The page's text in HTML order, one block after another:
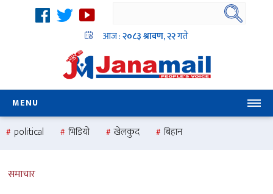
आज :२०८३ श्रावण, २२गते
MENU
political भिडियो खेलकुद
बिहान
national
समाचार